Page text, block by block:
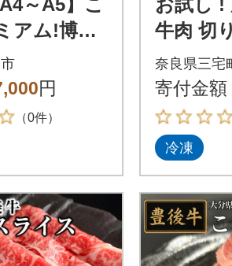
～A5】こ
アム!博多
とし 250
)
円
（0件）
お試し !
牛肉 切
小分け
0g×2)
奈良県三宅
寄付金額
冷凍